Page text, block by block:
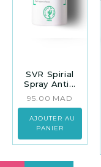
SVR Spirial
Spray Anti...
95.00 MAD
AJOUTER AU
PANIER